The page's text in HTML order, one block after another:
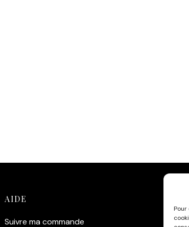
Pour
AIDE
Suivre ma commande